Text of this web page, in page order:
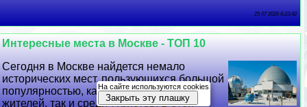
25 07 2026 6:23:42
Интересные места в Москве - ТОП 10
Сегодня в Москве найдется немало
исторических мест, пользующихся большой
популярностью, как среди коренных
жителей, так и среди туристов. В этой
На сайте используются cookies
Закрыть эту плашку